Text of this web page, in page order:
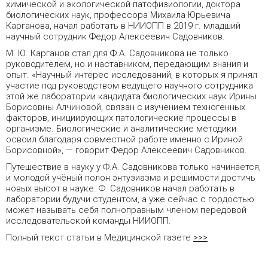
химической и экологической патофизиологии, доктора
биологических наук, профессора Михаила Юрьевича
Карганова, начал работать в НИИОПП в 2019 г. младший
научный сотрудник Федор Алексеевич Садовников.
М. Ю. Карганов стал для Ф.А. Садовникова не только
руководителем, но и наставником, передающим знания и
опыт. «Научный интерес исследований, в которых я принял
участие под руководством ведущего научного сотрудника
этой же лаборатории кандидата биологических наук Ирины
Борисовны Алчиновой, связан с изучением техногенных
факторов, инициирующих патологические процессы в
организме. Биологические и аналитические методики
освоил благодаря совместной работе именно с Ириной
Борисовной», — говорит Федор Алексеевич Садовников.
Путешествие в науку у Ф.А. Садовникова только начинается,
и молодой учёный полон энтузиазма и решимости достичь
новых высот в науке. Ф. Садовников начал работать в
лаборатории будучи студентом, а уже сейчас с гордостью
может называть себя полноправным членом передовой
исследовательской команды НИИОПП.
Полный текст статьи в Медицинской газете >>>